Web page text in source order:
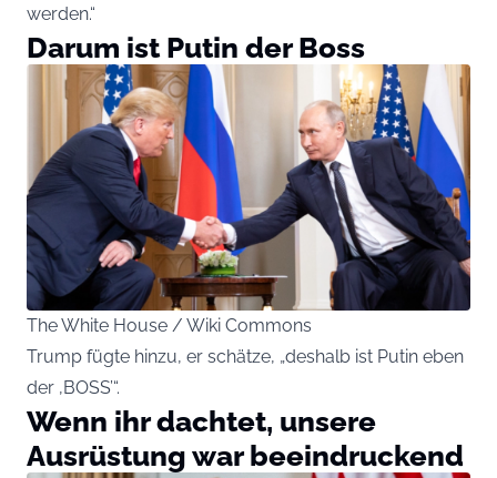
werden.“
Darum ist Putin der Boss
The White House / Wiki Commons
Trump fügte hinzu, er schätze, „deshalb ist Putin eben
der ‚BOSS’“.
Wenn ihr dachtet, unsere
Ausrüstung war beeindruckend